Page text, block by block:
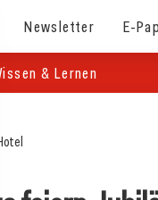
Newsletter E-
& Lernen